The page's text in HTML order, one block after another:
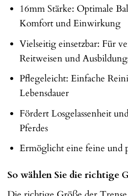
16mm Stärke: Optimale
Komfort und Einwirkung
Vielseitig einsetzbar: Für
Reitweisen und
Pflegeleicht: Einfache
Lebensdauer
Fördert Losgelassenheit
Pferdes
Ermöglicht eine feine und
So wählen Sie die richtige